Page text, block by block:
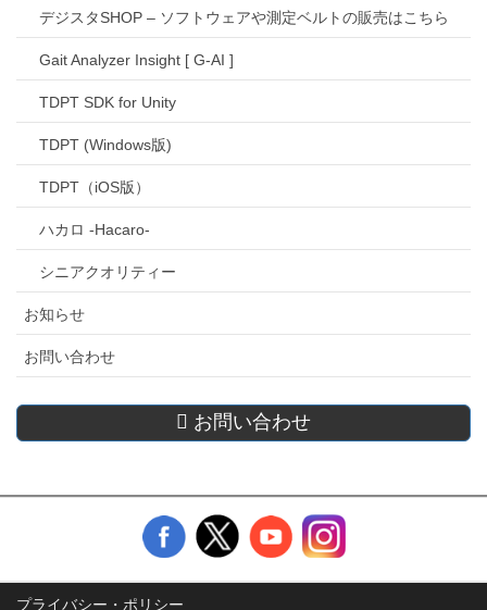
デジスタSHOP – ソフトウェアや測定ベルトの販売はこちら
Gait Analyzer Insight [ G-AI ]
TDPT SDK for Unity
TDPT (Windows版)
TDPT（iOS版）
ハカロ -Hacaro-
シニアクオリティー
お知らせ
お問い合わせ
お問い合わせ
プライバシー・ポリシー